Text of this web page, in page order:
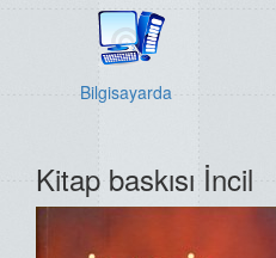
Bilgisayarda
Kitap baskısı İncil